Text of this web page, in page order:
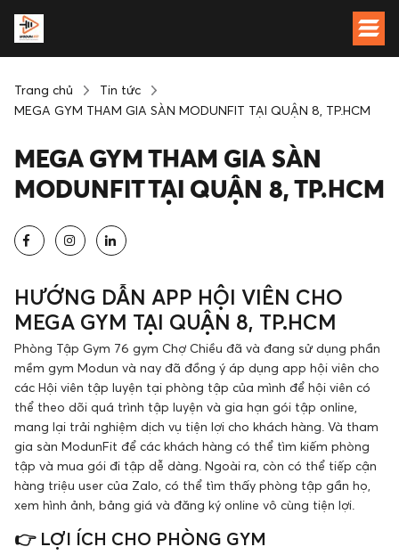
Trang chủ
Tin tức
MEGA GYM THAM GIA SÀN MODUNFIT TẠI QUẬN 8, TP.HCM
MEGA GYM THAM GIA SÀN
MODUNFIT TẠI QUẬN 8, TP.HCM
HƯỚNG DẪN APP HỘI VIÊN CHO
MEGA GYM TẠI QUẬN 8, TP.HCM
Phòng Tập Gym 76 gym Chợ Chiều đã và đang sử dụng phần
mềm gym Modun và nay đã đồng ý áp dụng app hội viên cho
các Hội viên tập luyện tại phòng tập của mình để hội viên có
thể theo dõi quá trình tập luyện và gia hạn gói tập online,
mang lại trải nghiệm dịch vụ tiện lợi cho khách hàng. Và tham
gia sàn ModunFit để các khách hàng có thể tìm kiếm phòng
tập và mua gói đi tập dễ dàng. Ngoài ra, còn có thể tiếp cận
hàng triệu user của Zalo, có thể tìm thấy phòng tập gần họ,
xem hình ảnh, bảng giá và đăng ký online vô cùng tiện lợi.
👉 LỢI ÍCH CHO PHÒNG GYM